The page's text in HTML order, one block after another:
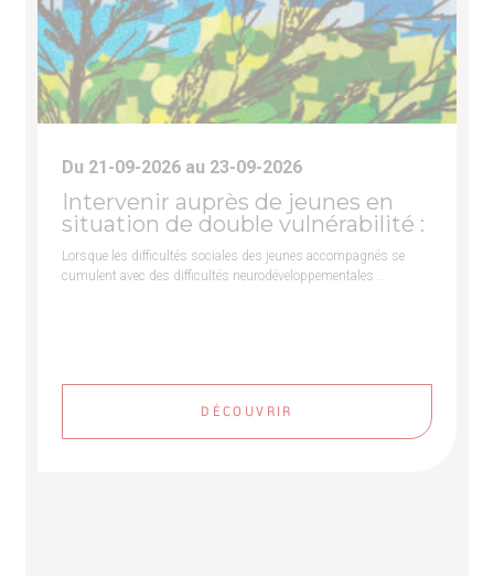
Du 21-09-2026 au 23-09-2026
Intervenir auprès de jeunes en
situation de double vulnérabilité :
Lorsque les difficultés sociales des jeunes accompagnés se
cumulent avec des difficultés neurodéveloppementales …
DÉCOUVRIR